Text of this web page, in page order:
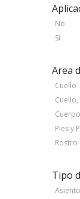
No
Si
Area
Cuello
Cuerpo
Pies y
Rostro
Tipo
Asiento